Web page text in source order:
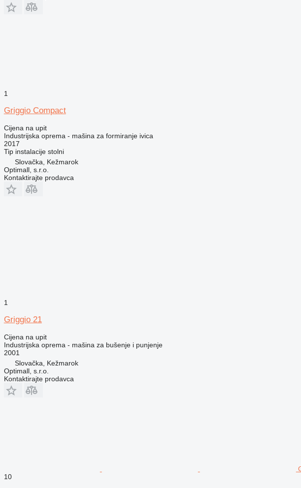
1
Griggio Compact
Cijena na upit
Industrijska oprema - mašina za formiranje ivica
2017
Tip instalacije stolni
Slovačka, Kežmarok
Optimall, s.r.o.
Kontaktirajte prodavca
1
Griggio 21
Cijena na upit
Industrijska oprema - mašina za bušenje i punjenje
2001
Slovačka, Kežmarok
Optimall, s.r.o.
Kontaktirajte prodavca
10